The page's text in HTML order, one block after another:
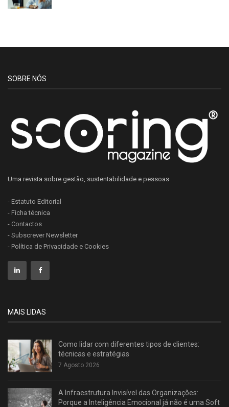
SOBRE NÓS
Uma revista sobre gestão, sustentabilidade e pessoas
- Estatuto Editorial
- Ficha técnica
- Contactos
- Subscrever Newsletter
- Política de Privacidade e Cookies
MAIS LIDAS
Como lidar com diferentes tipos de clientes:
técnicas e estratégias
7 Agosto 2026
A Infraestrutura Invisível das Organizações:
Porque a Inteligência Emocional já não é uma Soft